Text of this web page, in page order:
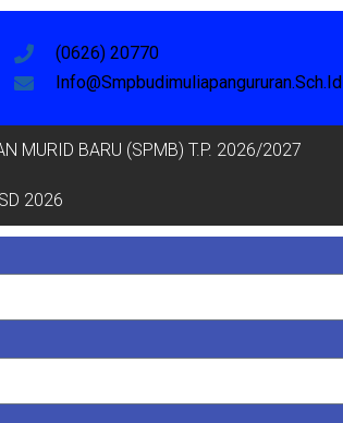
(0626) 20770
Info@smpbudimuliapangururan.sch.id
MURID BARU (SPMB) T.P. 2026/2027
2026